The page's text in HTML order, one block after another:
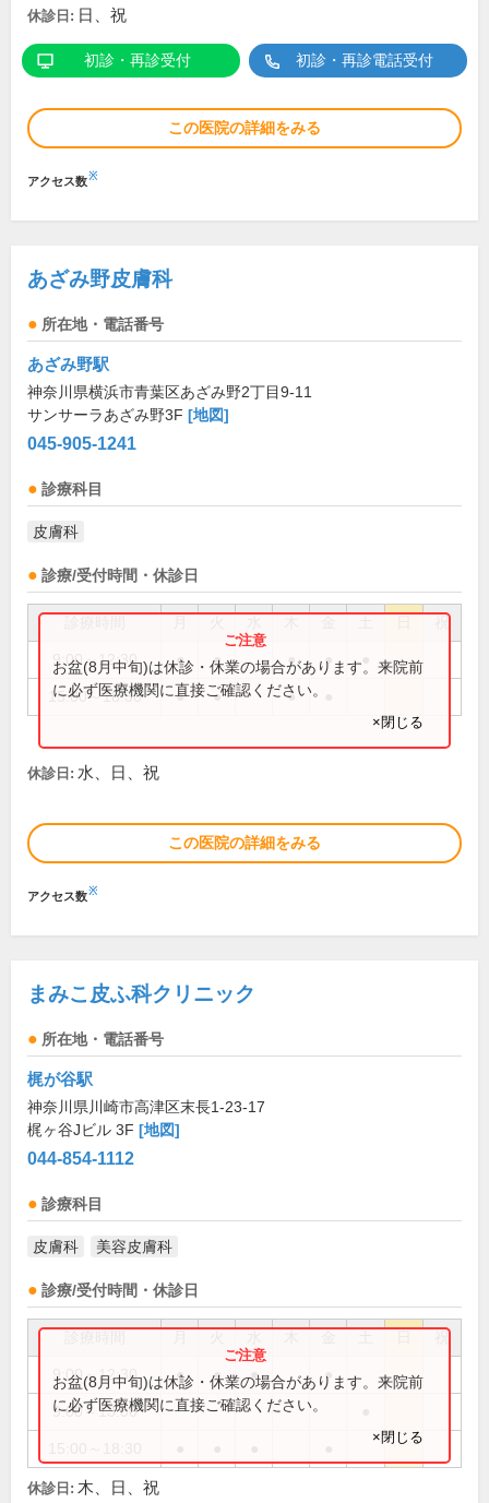
休診日: 日、祝
初診・再診受付 初診・再診電話受付
この医院の詳細をみる
アクセス数※
あざみ野皮膚科
所在地・電話番号
あざみ野駅
神奈川県横浜市青葉区あざみ野2丁目9-11
サンサーラあざみ野3F [地図]
045-905-1241
診療科目
皮膚科
診療/受付時間・休診日
祝
9:00～12:30 ● ● ● ●
15:00～18:30 ● ● ●
お盆(8月中旬)は休診・休業の場合があります。来院前
に必ず医療機関に直接ご確認ください。
×閉じる
休診日: 水、日、祝
この医院の詳細をみる
アクセス数※
まみこ皮ふ科クリニック
所在地・電話番号
梶が谷駅
神奈川県川崎市高津区末長1-23-17
梶ヶ谷Jビル 3F [地図]
044-854-1112
診療科目
皮膚科 美容皮膚科
診療/受付時間・休診日
祝
9:00～12:30 ● ● ● ●
9:00～13:00
お盆(8月中旬)は休診・休業の場合があります。来院前
に必ず医療機関に直接ご確認ください。
×閉じる
休診日: 木、日、祝